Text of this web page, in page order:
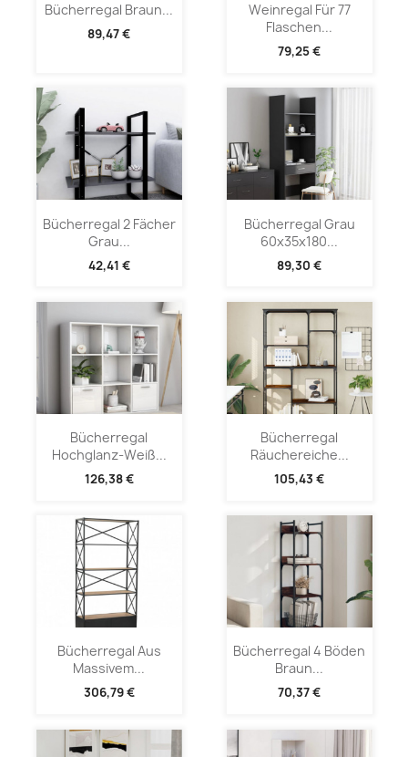
Bücherregal Braun...
89,47 €
Weinregal Für 77
Flaschen...
79,25 €
Bücherregal 2 Fächer
Grau...
42,41 €
Bücherregal Grau
60x35x180...
89,30 €
Bücherregal
Hochglanz-Weiß...
126,38 €
Bücherregal
Räuchereiche...
105,43 €
Bücherregal Aus
Massivem...
306,79 €
Bücherregal 4 Böden
Braun...
70,37 €